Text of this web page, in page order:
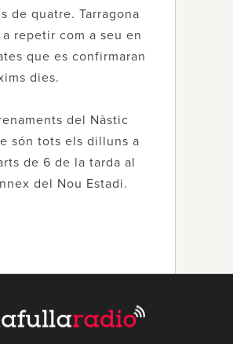
de quatre. Tarragona
repetir com a seu en
que es confirmaran
dies.
del Nàstic
són tots els dilluns a
de 6 de la tarda al
del Nou Estadi.